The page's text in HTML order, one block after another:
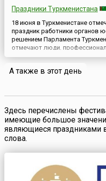
Праздники Туркменистана
18 июня в Туркменистане
праздник работники органов
решением Парламента
отмечают люди,
направлена на обеспечение
регистрацию и приведение в
А также в этот день
Здесь перечислены
имеющие большое
являющиеся праздниками
слова.